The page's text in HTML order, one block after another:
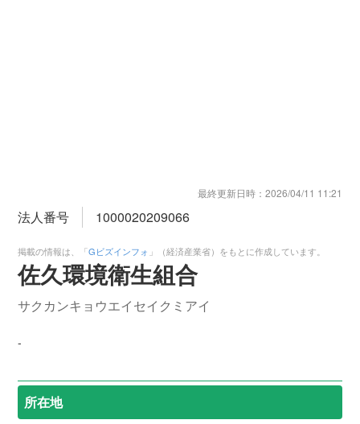
最終更新日時： 2026/04/11 11:21
法人番号 1000020209066
掲載の情報は、「Gビズインフォ 」（経済産業省）をもとに作成しています。
佐久環境衛生組合
サクカンキョウエイセイクミアイ
-
所在地